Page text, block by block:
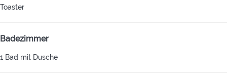
Toaster
Badezimmer
1 Bad mit Dusche